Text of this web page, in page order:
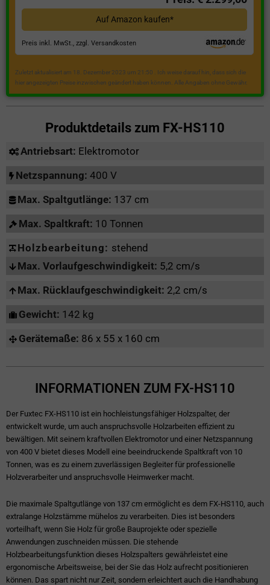
Auf Amazon kaufen*
Preis inkl. MwSt., zzgl. Versandkosten
Zuletzt aktualisiert am 18. Dezember 2023 um 21:50 . Ich weise darauf hin, dass sich die
hier angezeigten Preise inzwischen geändert haben können. Alle Angaben ohne Gewähr.
Produktdetails zum FX-HS110
Antriebsart: Elektromotor
Netzspannung: 400 V
Max. Spaltgutlänge: 137 cm
Max. Spaltkraft: 10 Tonnen
Holzbearbeitung: stehend
Max. Vorlaufgeschwindigkeit: 5,2 cm/s
Max. Rücklaufgeschwindigkeit: 2,2 cm/s
Gewicht: 142 kg
Gerätemaße: 86 x 55 x 160 cm
INFORMATIONEN ZUM FX-HS110
Der Fuxtec FX-HS110 ist ein hochleistungsfähiger Holzspalter, der
entwickelt wurde, um auch anspruchsvolle Holzarbeiten effizient zu
bewältigen. Mit seinem kraftvollen Elektromotor und einer Netzspannung
von 400 V bietet dieses Modell eine beeindruckende Spaltkraft von 10
Tonnen, was es zu einem zuverlässigen Begleiter für professionelle
Holzverarbeiter und anspruchsvolle Heimwerker macht.
Die maximale Spaltgutlänge von 137 cm ermöglicht es dem FX-HS110, auch
extralange Holzstämme mühelos zu verarbeiten. Dies ist besonders
vorteilhaft, wenn Sie Holz für große Bauprojekte oder spezielle
Anwendungen zuschneiden müssen. Die stehende
Holzbearbeitungsfunktion dieses Holzspalters gewährleistet eine
ergonomische Arbeitsweise, bei der Sie das Holz aufrecht positionieren
können. Das spart nicht nur Zeit, sondern erleichtert auch die Handhabung